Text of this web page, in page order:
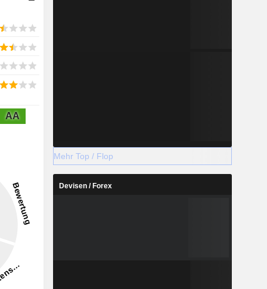
AA
Mehr Top / Flop
Devisen / Forex